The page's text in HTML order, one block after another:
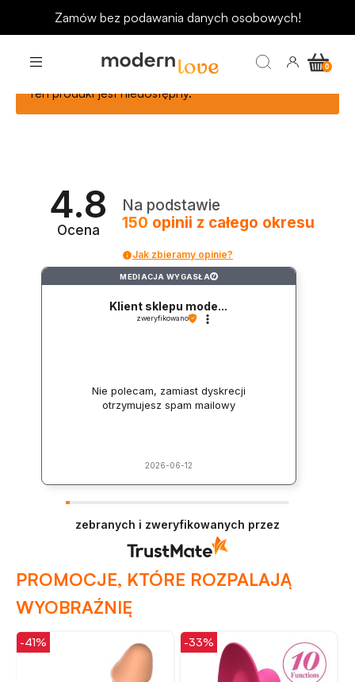
Zamów bez podawania danych osobowych!
Ten produkt jest niedostępny.
4.8
Ocena
Na podstawie
150 opinii z całego okresu
Jak zbieramy opinie?
MEDIACJA WYGASŁA ?
Klient sklepu mode...
zweryfikowano
Nie polecam, zamiast dyskrecji
otrzymujesz spam mailowy
2026-06-12
zebranych i zweryfikowanych przez
PROMOCJE, KTÓRE ROZPALAJĄ
WYOBRAŹNIĘ
-41% -33%